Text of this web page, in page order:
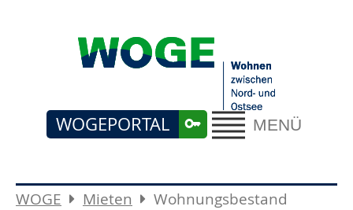
MENÜ
WOGEPORTAL
WOGE Mieten Wohnungsbestand